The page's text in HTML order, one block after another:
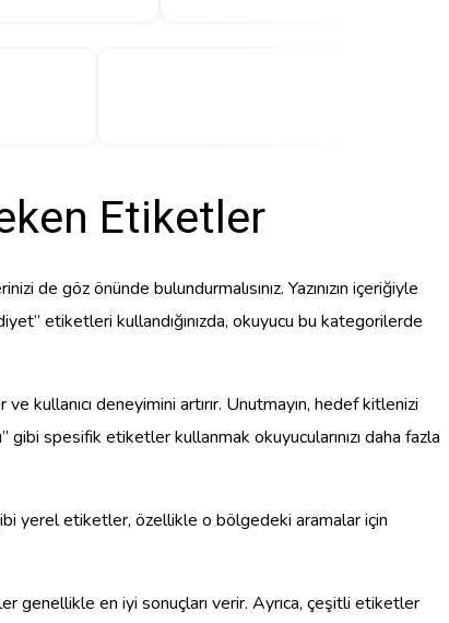
Etiketler
de göz önünde bulundurmalısınız. Yazınızın içeriğiyle
etiketleri kullandığınızda, okuyucu bu kategorilerde
kullanıcı deneyimini artırır. Unutmayın, hedef kitlenizi
spesifik etiketler kullanmak okuyucularınızı daha fazla
yerel etiketler, özellikle o bölgedeki aramalar için
genellikle en iyi sonuçları verir. Ayrıca, çeşitli etiketler